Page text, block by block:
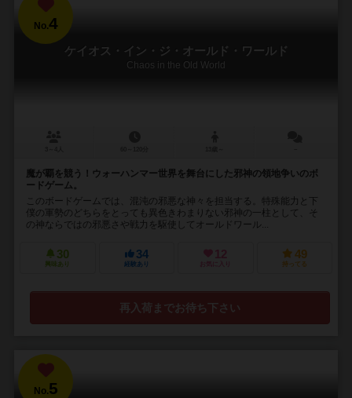
No.4
ケイオス・イン・ジ・オールド・ワールド
Chaos in the Old World
魔が覇を競う！ウォーハンマー世界を舞台にした邪神の領地争いのボ
ードゲーム。
このボードゲームでは、混沌の邪悪な神々を担当する。特殊能力と下
僕の軍勢のどちらをとっても異色きわまりない邪神の一柱として、そ
の神ならではの邪悪さや戦力を駆使してオールドワール...
30
興味あり
34
経験あり
12
お気に入り
49
持ってる
再入荷までお待ち下さい
No.5